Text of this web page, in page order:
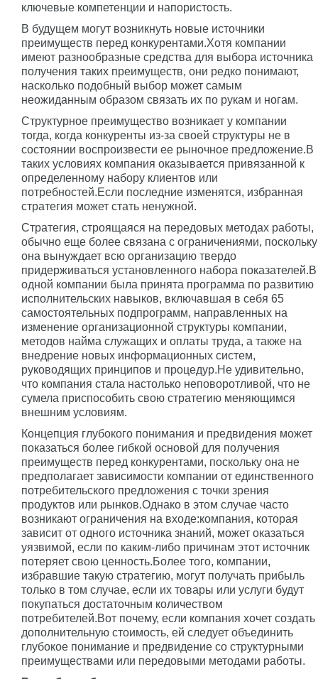
ключевые компетенции и напористость.
В будущем могут возникнуть новые источники
преимуществ перед конкурентами.Хотя компании
имеют разнообразные средства для выбора источника
получения таких преимуществ, они редко понимают,
насколько подобный выбор может самым
неожиданным образом связать их по рукам и ногам.
Структурное преимущество возникает у компании
тогда, когда конкуренты из-за своей структуры не в
состоянии воспроизвести ее рыночное предложение.В
таких условиях компания оказывается привязанной к
определенному набору клиентов или
потребностей.Если последние изменятся, избранная
стратегия может стать ненужной.
Стратегия, строящаяся на передовых методах работы,
обычно еще более связана с ограничениями, поскольку
она вынуждает всю организацию твердо
придерживаться установленного набора показателей.В
одной компании была принята программа по развитию
исполнительских навыков, включавшая в себя 65
самостоятельных подпрограмм, направленных на
изменение организационной структуры компании,
методов найма служащих и оплаты труда, а также на
внедрение новых информационных систем,
руководящих принципов и процедур.Не удивительно,
что компания стала настолько неповоротливой, что не
сумела приспособить свою стратегию меняющимся
внешним условиям.
Концепция глубокого понимания и предвидения может
показаться более гибкой основой для получения
преимуществ перед конкурентами, поскольку она не
предполагает зависимости компании от единственного
потребительского предложения с точки зрения
продуктов или рынков.Однако в этом случае часто
возникают ограничения на входе:компания, которая
зависит от одного источника знаний, может оказаться
уязвимой, если по каким-либо причинам этот источник
потеряет свою ценность.Более того, компании,
избравшие такую стратегию, могут получать прибыль
только в том случае, если их товары или услуги будут
покупаться достаточным количеством
потребителей.Вот почему, если компания хочет создать
дополнительную стоимость, ей следует объединить
глубокое понимание и предвидение со структурными
преимуществами или передовыми методами работы.